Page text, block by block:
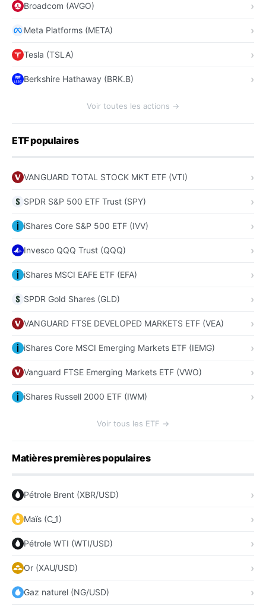
Broadcom (AVGO)
Meta Platforms (META)
Tesla (TSLA)
Berkshire Hathaway (BRK.B)
Voir toutes les actions →
ETF populaires
VANGUARD TOTAL STOCK MKT ETF (VTI)
SPDR S&P 500 ETF Trust (SPY)
iShares Core S&P 500 ETF (IVV)
Invesco QQQ Trust (QQQ)
iShares MSCI EAFE ETF (EFA)
SPDR Gold Shares (GLD)
VANGUARD FTSE DEVELOPED MARKETS ETF (VEA)
iShares Core MSCI Emerging Markets ETF (IEMG)
Vanguard FTSE Emerging Markets ETF (VWO)
iShares Russell 2000 ETF (IWM)
Voir tous les ETF →
Matières premières populaires
Pétrole Brent (XBR/USD)
Maïs (C_1)
Pétrole WTI (WTI/USD)
Or (XAU/USD)
Gaz naturel (NG/USD)